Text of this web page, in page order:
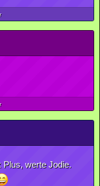
Plus, werte Jodie.